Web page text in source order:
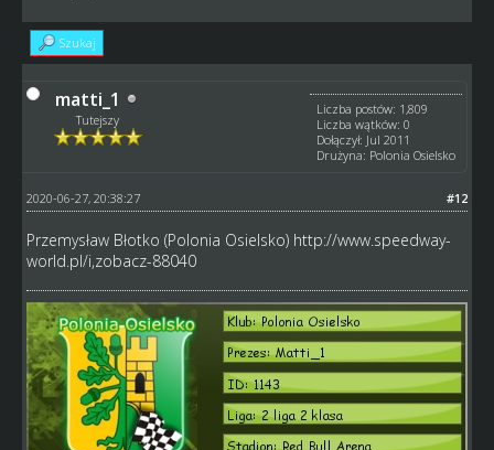
Szukaj
matti_1
Tutejszy
Liczba postów: 1,809
Liczba wątków: 0
Dołączył: Jul 2011
Drużyna: Polonia Osielsko
#12
2020-06-27, 20:38:27
Przemysław Błotko (Polonia Osielsko) http://www.speedway-
world.pl/i,zobacz-88040